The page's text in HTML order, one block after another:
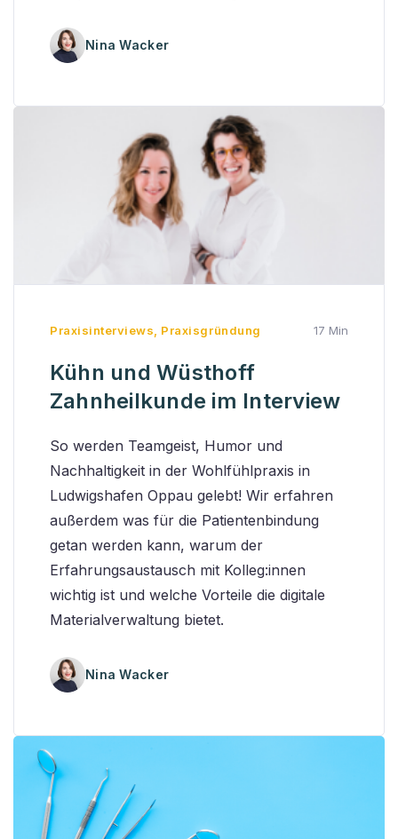
Nina Wacker
Praxisinterviews Praxisgründung 17 Min
Kühn und Wüsthoff
Zahnheilkunde im Interview
So werden Teamgeist, Humor und
Nachhaltigkeit in der Wohlfühlpraxis in
Ludwigshafen Oppau gelebt! Wir erfahren
außerdem was für die Patientenbindung
getan werden kann, warum der
Erfahrungsaustausch mit Kolleg:innen
wichtig ist und welche Vorteile die digitale
Materialverwaltung bietet.
Nina Wacker